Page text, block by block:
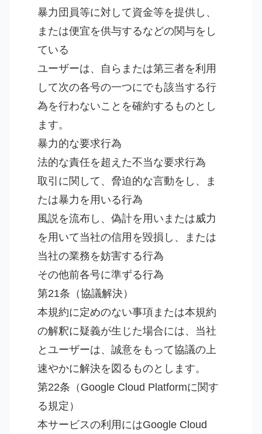
暴力団員等に対して資金等を提供し、
または便宜を供与するなどの関与をし
ている
ユーザーは、自らまたは第三者を利用
して次の各号の一つにでも該当する行
為を行わないことを確約するものとし
ます。
暴力的な要求行為
法的な責任を超えた不当な要求行為
取引に関して、脅迫的な言動をし、ま
たは暴力を用いる行為
風説を流布し、偽計を用いまたは威力
を用いて当社の信用を毀損し、または
当社の業務を妨害する行為
その他前各号に準ずる行為
第21条（協議解決）
本規約に定めのない事項または本規約
の解釈に疑義が生じた場合には、当社
とユーザーは、誠意をもって協議の上
速やかに解決を図るものとします。
第22条（Google Cloud Platformに関す
る規定）
本サービスの利用にはGoogle Cloud